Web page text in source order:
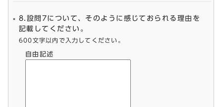
8.設問7について、そのように感じておられる理由を
記載してください。
600文字以内で入力してください。
自由記述